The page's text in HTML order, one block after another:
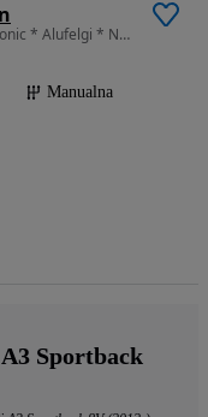
1595 cm3 • 102 KM • * 1.6 Benzyna * Klimatronic * Alufelgi * Navi *
Manualna
Sportback